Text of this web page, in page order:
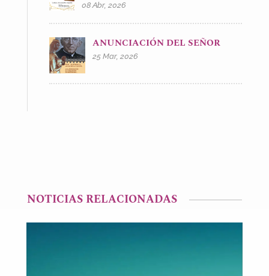
08 Abr, 2026
ANUNCIACIÓN DEL SEÑOR
25 Mar, 2026
NOTICIAS RELACIONADAS